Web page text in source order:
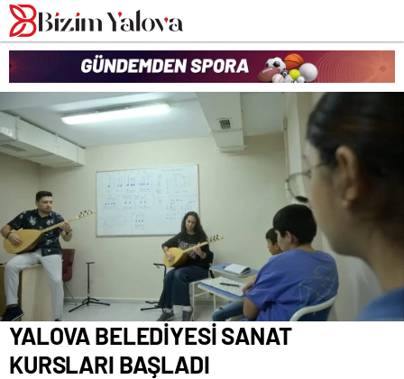
romabet
romabet
romabet
deneme
bonusu
veren
siteler
YALOVA BELEDİYESİ SANAT
KURSLARI BAŞLADI